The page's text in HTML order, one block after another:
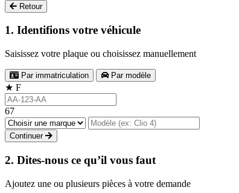
Retour
1. Identifions votre véhicule
Saisissez votre plaque ou choisissez manuellement
Par immatriculation Par modèle
★ F
67
Continuer
2. Dites-nous ce qu’il vous faut
Ajoutez une ou plusieurs pièces à votre demande